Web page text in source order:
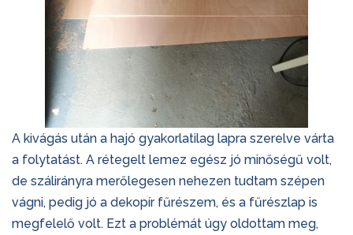
A kivágás után a hajó gyakorlatilag lapra szerelve várta
a folytatást. A rétegelt lemez egész jó minőségű volt,
de szálirányra merőlegesen nehezen tudtam szépen
vágni, pedig jó a dekopír fűrészem, és a fűrészlap is
megfelelő volt. Ezt a problémát úgy oldottam meg,